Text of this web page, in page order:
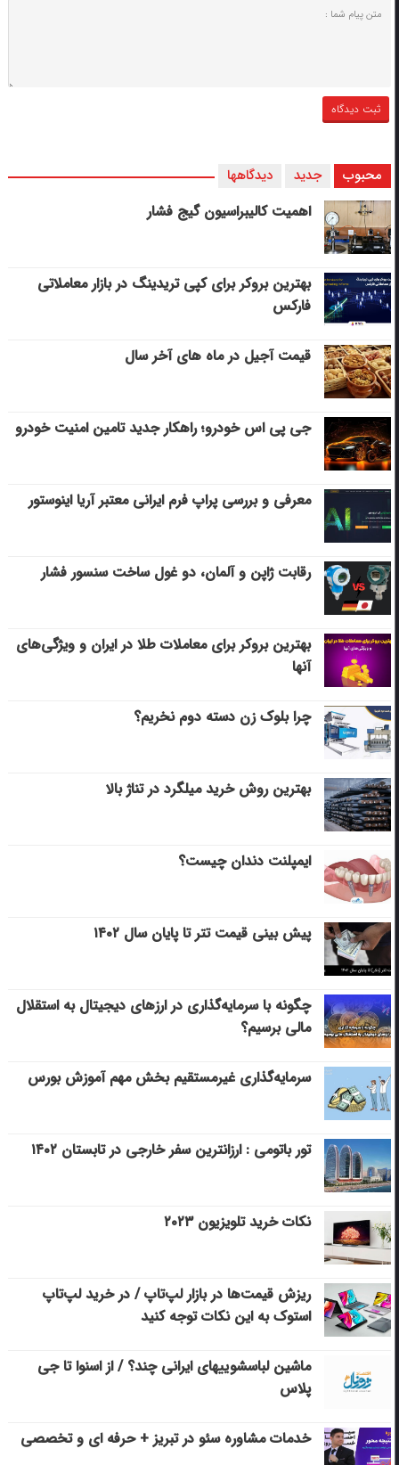
محبوب جدید دیدگاهها
اهمیت کالیبراسیون گیج فشار
بهترین بروکر برای کپی‌ تریدینگ در بازار معاملاتی
فارکس
قیمت آجیل در ماه های آخر سال
جی پی اس خودرو؛ راهکار جدید تامین امنیت خودرو
معرفی و بررسی پراپ فرم ایرانی معتبر آریا اینوستور
رقابت ژاپن و آلمان، دو غول ساخت سنسور فشار
بهترین بروکر برای معاملات طلا در ایران و ویژگی‌های
آنها
چرا بلوک زن دسته دوم نخریم؟
بهترین روش خرید میلگرد در تناژ بالا
ایمپلنت دندان چیست؟
پیش بینی قیمت تتر تا پایان سال ۱۴۰۲
چگونه با سرمایه‌گذاری در ارزهای دیجیتال به استقلال
مالی برسیم؟
سرمایه‌گذاری غیرمستقیم بخش مهم آموزش بورس
تور باتومی : ارزانترین سفر خارجی در تابستان ۱۴۰۲
نکات خرید تلویزیون ۲۰۲۳
ریزش قیمت‌ها در بازار لپ‌تاپ / در خرید لپ‌تاپ
استوک به این نکات توجه کنید
ماشین لباسشویی‎های ایرانی چند؟ / از اسنوا تا جی
پلاس
خدمات مشاوره سئو در تبریز + حرفه ای و تخصصی